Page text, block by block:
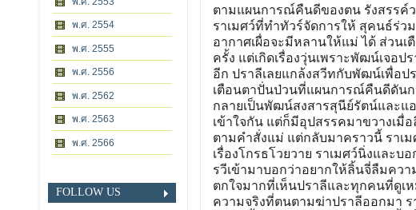
พ.ศ. 2554
พ.ศ. 2555
พ.ศ. 2556
พ.ศ. 2562
พ.ศ. 2563
พ.ศ. 2566
FOLLOW US
ตามแผนการณ์คืนดีของตน รังสรรค์
ราเมศว์ที่ทำทัวร์จัดการให้ สุคนธ์ร่ว
อากาศเผื่อจะมีหลานให้แม่ ได้ ส่วน
ครั้ง แต่เกิดเรื่องวุ่นเพราะพัฒน์เจอ
อีก ปราลีเลยแกล้งสวีทกับพัฒน์เพื่อป
เตือนตาปั่นป่วนที่แผนการณ์คืนดีดันก
กลายเป็นพัฒน์สงสารสุนีย์รัตน์และแ
เข้าใจกัน แต่ก็มีอุปสรรคมาขวางเมื่
ตามคำสั่งแม่ แต่กลับมาคราวนี้ ราเ
เรื่องโกรธโวยวาย ราเมศว์นิ่งและ
รวีเข้ามาบอกว่าอยากให้ลิ้นจี่ลืมคว
ตกใจมากที่เห็นปราลีและทุกคนที่ดูเ
ความจริงที่ตนตามฆ่าปราลีออกมา